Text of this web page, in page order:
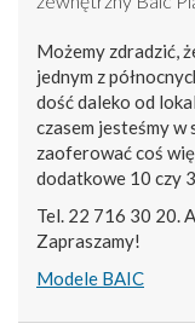
Możemy zdradzić,
jednym z
dość daleko od
czasem jesteśmy w
zaoferować coś
dodatkowe 10 czy
Tel. 22 716 30 20.
Zapraszamy!
Modele BAIC